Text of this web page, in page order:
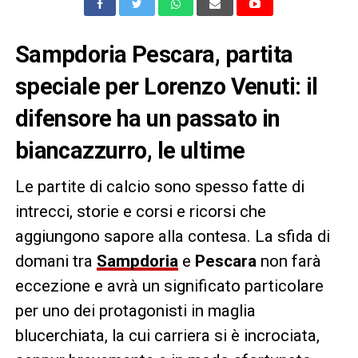
Sampdoria Pescara, partita
speciale per Lorenzo Venuti: il
difensore ha un passato in
biancazzurro, le ultime
Le partite di calcio sono spesso fatte di
intrecci, storie e corsi e ricorsi che
aggiungono sapore alla contesa. La sfida di
domani tra Sampdoria e Pescara non farà
eccezione e avrà un significato particolare
per uno dei protagonisti in maglia
blucerchiata, la cui carriera si è incrociata,